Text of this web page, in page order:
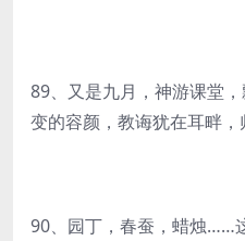
89、又是九月，神游课堂
变的容颜，教诲犹在耳畔，
90、园丁，春蚕，蜡烛……